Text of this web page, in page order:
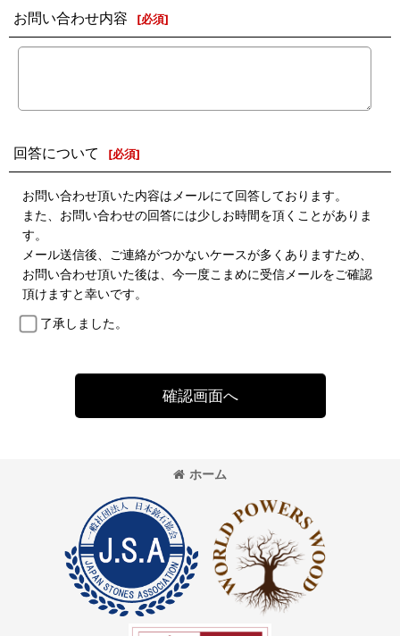
お問い合わせ内容 [必須]
回答について [必須]
お問い合わせ頂いた内容はメールにて回答しております。
また、お問い合わせの回答には少しお時間を頂くことがありま
す。
メール送信後、ご連絡がつかないケースが多くありますため、
お問い合わせ頂いた後は、今一度こまめに受信メールをご確認
頂けますと幸いです。
了承しました。
確認画面へ
ホーム